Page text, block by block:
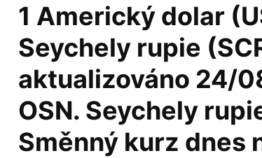
1 Americký dolar
Seychely rupie
aktualizováno 24/
OSN. Seychely
Směnný kurz dnes